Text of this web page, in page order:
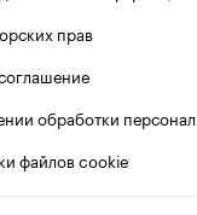
прав
обработки
файлов cookie